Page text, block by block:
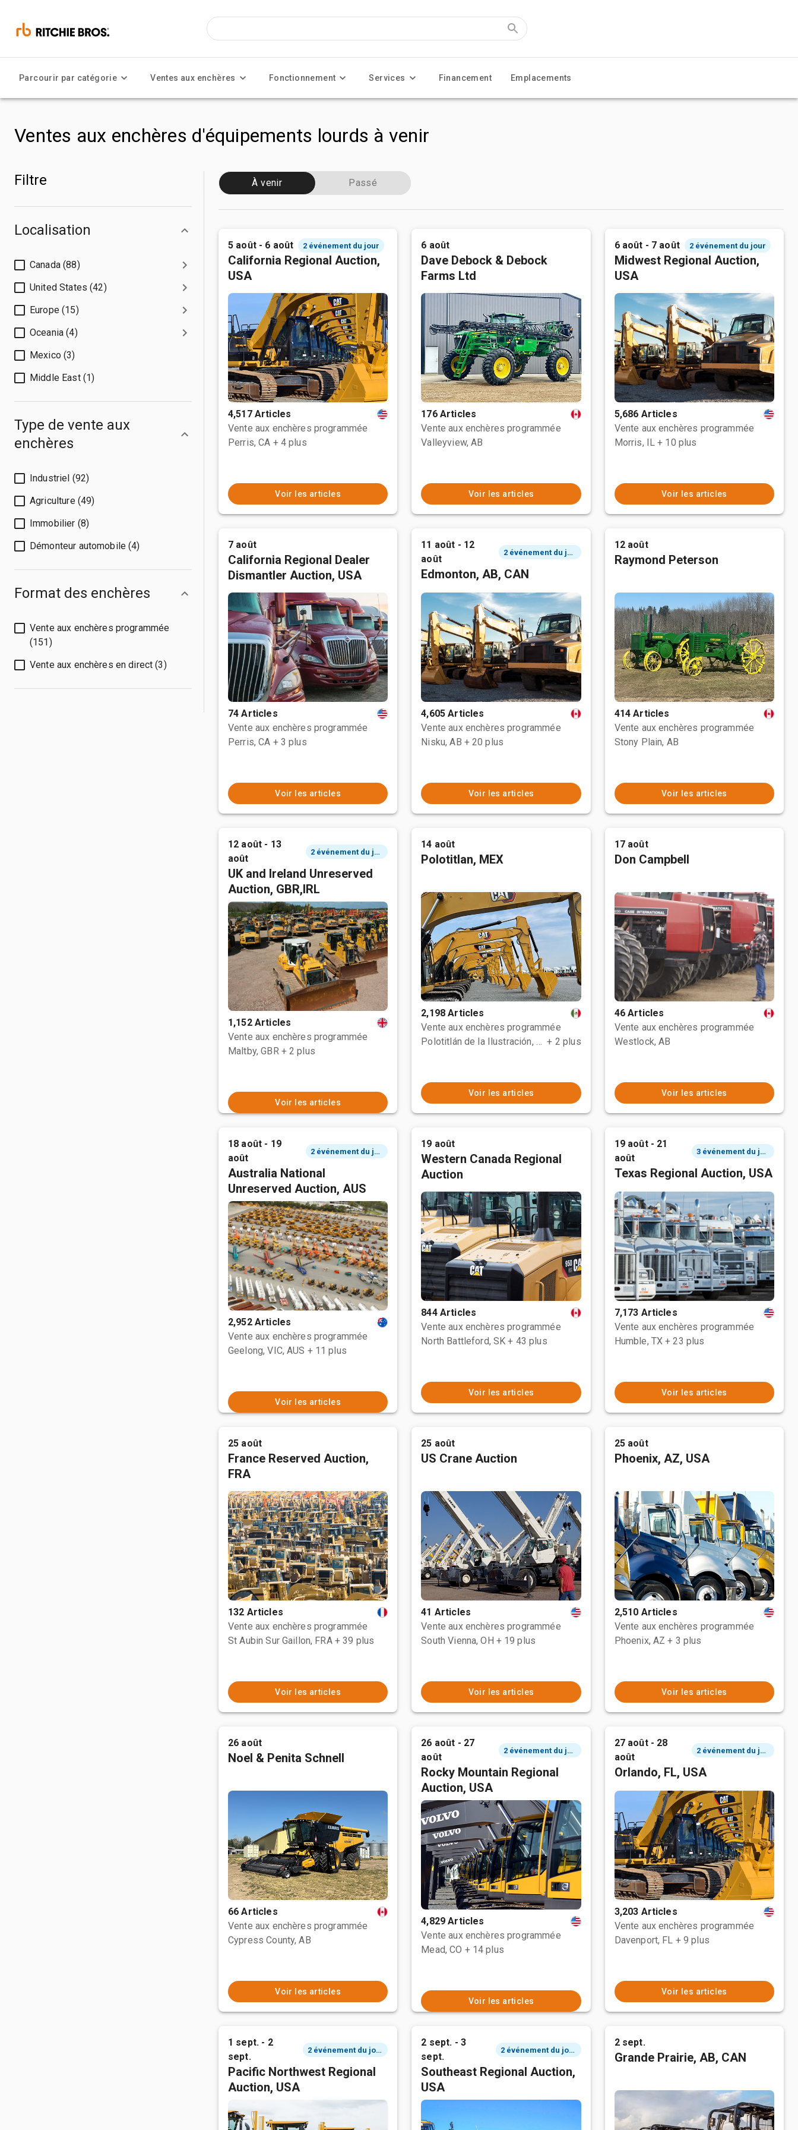
Parcourir par catégorie Ventes aux enchères Fonctionnement Services Financement Emplacements
Ventes aux enchères d'équipements lourds à venir
Filtre
Localisation
Canada (88)
United States (42)
Europe (15)
Oceania (4)
Mexico (3)
Middle East (1)
Type de vente aux
enchères
Industriel (92)
Agriculture (49)
Immobilier (8)
Démonteur automobile (4)
Format des enchères
Vente aux enchères programmée
(151)
Vente aux enchères en direct (3)
À venir Passé
5 août - 6 août 2 événement du jour
California Regional Auction,
USA
4,517 Articles
Vente aux enchères programmée
Perris, CA + 4 plus
Voir les articles
6 août
Dave Debock & Debock
Farms Ltd
176 Articles
Vente aux enchères programmée
Valleyview, AB
Voir les articles
6 août - 7 août 2 événement du jour
Midwest Regional Auction,
USA
5,686 Articles
Vente aux enchères programmée
Morris, IL + 10 plus
Voir les articles
7 août
California Regional Dealer
Dismantler Auction, USA
74 Articles
Vente aux enchères programmée
Perris, CA + 3 plus
Voir les articles
11 août - 12
août
2 événement du jour
Edmonton, AB, CAN
4,605 Articles
Vente aux enchères programmée
Nisku, AB + 20 plus
Voir les articles
12 août
Raymond Peterson
414 Articles
Vente aux enchères programmée
Stony Plain, AB
Voir les articles
12 août - 13
août
2 événement du jour
UK and Ireland Unreserved
Auction, GBR,IRL
1,152 Articles
Vente aux enchères programmée
Maltby, GBR + 2 plus
Voir les articles
14 août
Polotitlan, MEX
2,198 Articles
Vente aux enchères programmée
Polotitlán de la Ilustración, MEX + 2 plus
Voir les articles
17 août
Don Campbell
46 Articles
Vente aux enchères programmée
Westlock, AB
Voir les articles
18 août - 19
août
2 événement du jour
Australia National
Unreserved Auction, AUS
2,952 Articles
Vente aux enchères programmée
Geelong, VIC, AUS + 11 plus
Voir les articles
19 août
Western Canada Regional
Auction
844 Articles
Vente aux enchères programmée
North Battleford, SK + 43 plus
Voir les articles
19 août - 21
août
3 événement du jour
Texas Regional Auction, USA
7,173 Articles
Vente aux enchères programmée
Humble, TX + 23 plus
Voir les articles
25 août
France Reserved Auction,
FRA
132 Articles
Vente aux enchères programmée
St Aubin Sur Gaillon, FRA + 39 plus
Voir les articles
25 août
US Crane Auction
41 Articles
Vente aux enchères programmée
South Vienna, OH + 19 plus
Voir les articles
25 août
Phoenix, AZ, USA
2,510 Articles
Vente aux enchères programmée
Phoenix, AZ + 3 plus
Voir les articles
26 août
Noel & Penita Schnell
66 Articles
Vente aux enchères programmée
Cypress County, AB
Voir les articles
26 août - 27
août
2 événement du jour
Rocky Mountain Regional
Auction, USA
4,829 Articles
Vente aux enchères programmée
Mead, CO + 14 plus
Voir les articles
27 août - 28
août
2 événement du jour
Orlando, FL, USA
3,203 Articles
Vente aux enchères programmée
Davenport, FL + 9 plus
Voir les articles
1 sept. - 2
sept.
2 événement du jour
Pacific Northwest Regional
Auction, USA
2 sept. - 3
sept.
2 événement du jour
Southeast Regional Auction,
USA
2 sept.
Grande Prairie, AB, CAN